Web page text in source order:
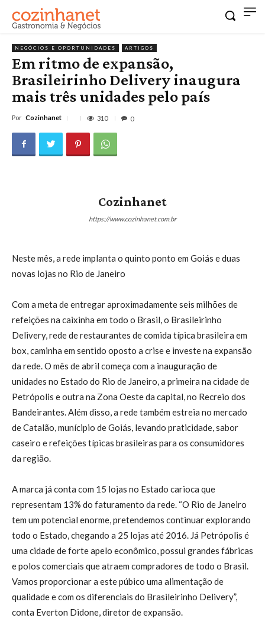
NEGÓCIOS E OPORTUNIDADES ARTIGOS
Em ritmo de expansão,
Brasileirinho Delivery inaugura
mais três unidades pelo país
Por Cozinhanet 310 0
Cozinhanet
https://www.cozinhanet.com.br
Neste mês, a rede implanta o quinto ponto em Goiás e duas
novas lojas no Rio de Janeiro
Com a meta de entregar aproximadamente seis milhões de
refeições na caixinha em todo o Brasil, o Brasileirinho
Delivery, rede de restaurantes de comida típica brasileira em
box, caminha em sentido oposto a crise e investe na expansão
da rede. O mês de abril começa com a inauguração de
unidades no Estado do Rio de Janeiro, a primeira na cidade de
Petrópolis e outra na Zona Oeste da capital, no Recreio dos
Bandeirantes. Além disso, a rede também estreia no mercado
de Catalão, munícipio de Goiás, levando praticidade, sabor
caseiro e refeições típicas brasileiras para os consumidores
da região.
A marca já conta com 15 lojas no Estado carioca que
representam 13% do faturamento da rede. “O Rio de Janeiro
tem um potencial enorme, pretendemos continuar explorando
todo o Estado, chegando a 25 lojas até 2016. Já Petrópolis é
uma cidade de forte apelo econômico, possui grandes fábricas
e polos comerciais que atraem compradores de todo o Brasil.
Vamos proporcionar a este púbico uma alimentação de
qualidade e com os diferenciais do Brasileirinho Delivery”,
conta Everton Didone, diretor de expansão.